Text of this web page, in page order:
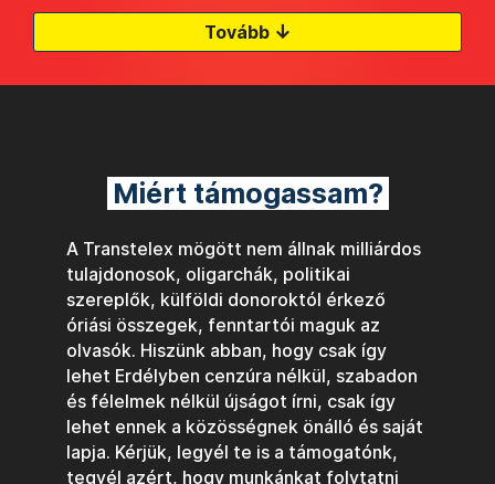
Tovább ↓
Miért támogassam?
A Transtelex mögött nem állnak milliárdos
tulajdonosok, oligarchák, politikai
szereplők, külföldi donoroktól érkező
óriási összegek, fenntartói maguk az
olvasók. Hiszünk abban, hogy csak így
lehet Erdélyben cenzúra nélkül, szabadon
és félelmek nélkül újságot írni, csak így
lehet ennek a közösségnek önálló és saját
lapja. Kérjük, legyél te is a támogatónk,
tegyél azért, hogy munkánkat folytatni